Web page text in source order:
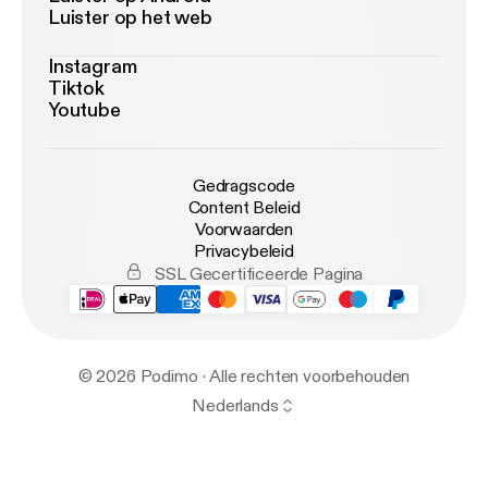
Luister op het web
Instagram
Tiktok
Youtube
Gedragscode
Content Beleid
Voorwaarden
Privacybeleid
SSL Gecertificeerde Pagina
© 2026 Podimo · Alle rechten voorbehouden
Nederlands